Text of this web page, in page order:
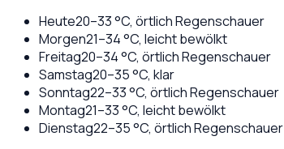
Heute20–33°C, örtlich Regenschauer
Morgen21–34°C, leicht bewölkt
Freitag20–34°C, örtlich Regenschauer
Samstag20–35°C, klar
Sonntag22–33°C, örtlich Regenschauer
Montag21–33°C, leicht bewölkt
Dienstag22–35°C, örtlich Regenschauer